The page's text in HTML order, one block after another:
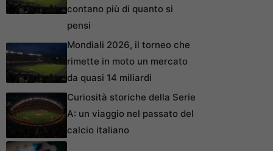
contano più di quanto si
pensi
Mondiali 2026, il torneo che
rimette in moto un mercato
da quasi 14 miliardi
Curiosità storiche della Serie
A: un viaggio nel passato del
calcio italiano